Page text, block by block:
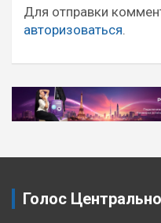
записям
Для отправки
авторизоваться.
Голос